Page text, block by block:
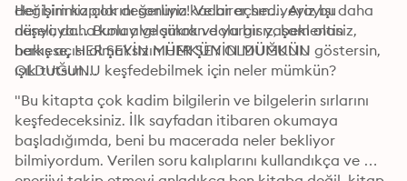
değişim kapılarını sonuna kadar açsın… Arayışı daha
neşeli, daha kolay ve şükran dolu bir yaşam olan
herkese, HER ŞEYİN MÜMKÜN OLDUĞUNU göstersin,
ışık tutsun…
Her birimiz çok değerliyiz! Ve birer hediyeyiz bu
dünyaya… Bunu algılamak ve yargısız, beklentisiz,
bakış açısı olmaksızın HER ŞEYİN MÜMKÜN
OLDUĞUNU keşfedebilmek için neler mümkün?
"Bu kitapta çok kadim bilgilerin ve bilgelerin sırlarını
keşfedeceksiniz. İlk sayfadan itibaren okumaya
başladığımda, beni bu macerada neler bekliyor
bilmiyordum. Verilen soru kalıplarını kullandıkça ve